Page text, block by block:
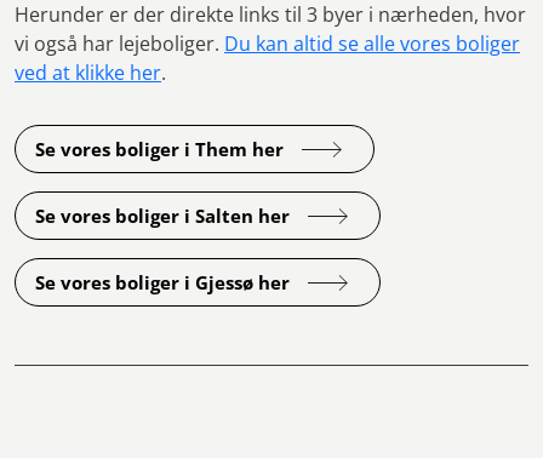
Herunder er der direkte links til 3 byer i nærheden, hvor
vi også har lejeboliger. Du kan altid se alle vores boliger
ved at klikke her.
Se vores boliger i Them her
Se vores boliger i Salten her
Se vores boliger i Gjessø her